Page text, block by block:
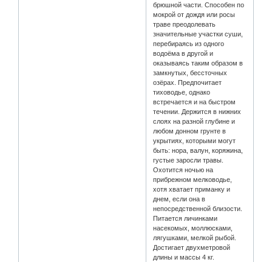
брюшной части. Способен по
мокрой от дождя или росы
траве преодолевать
значительные участки суши,
перебираясь из одного
водоёма в другой и
оказываясь таким образом в
замкнутых, бессточных
озёрах. Предпочитает
тиховодье, однако
встречается и на быстром
течении. Держится в нижних
слоях на разной глубине и
любом донном грунте в
укрытиях, которыми могут
быть: нора, валун, коряжина,
густые заросли травы.
Охотится ночью на
прибрежном мелководье,
хотя хватает приманку и
днем, если она в
непосредственной близости.
Питается личинками
насекомых, моллюсками,
лягушками, мелкой рыбой.
Достигает двухметровой
длины и массы 4 кг.